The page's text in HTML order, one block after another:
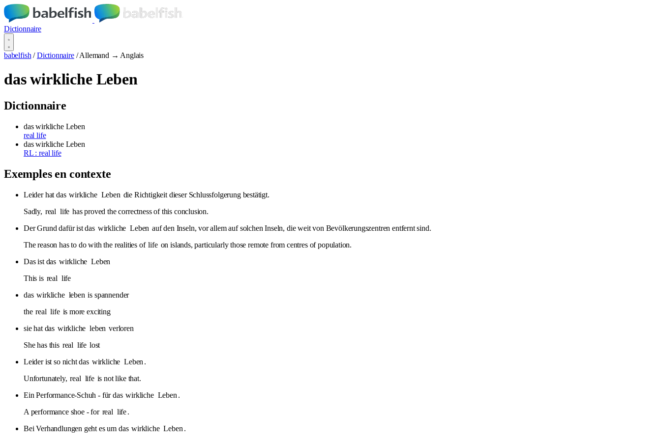
Dictionnaire
babelfish / Dictionnaire / Allemand → Anglais
das wirkliche Leben
Dictionnaire
das wirkliche Leben
real life
das wirkliche Leben
RL : real life
Exemples en contexte
Leider hat das wirkliche Leben die Richtigkeit dieser Schlussfolgerung bestätigt.
Sadly, real life has proved the correctness of this conclusion.
Der Grund dafür ist das wirkliche Leben auf den Inseln, vor allem auf solchen Inseln, die weit von Bevölkerungszentren entfernt sind.
The reason has to do with the realities of life on islands, particularly those remote from centres of population.
Das ist das wirkliche Leben
This is real life
das wirkliche leben is spannender
the real life is more exciting
sie hat das wirkliche leben verloren
She has this real life lost
Leider ist so nicht das wirkliche Leben .
Unfortunately, real life is not like that.
Ein Performance-Schuh - für das wirkliche Leben .
A performance shoe - for real life.
Bei Verhandlungen geht es um das wirkliche Leben .